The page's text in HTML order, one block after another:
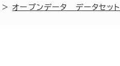
> オープンデータ データセット